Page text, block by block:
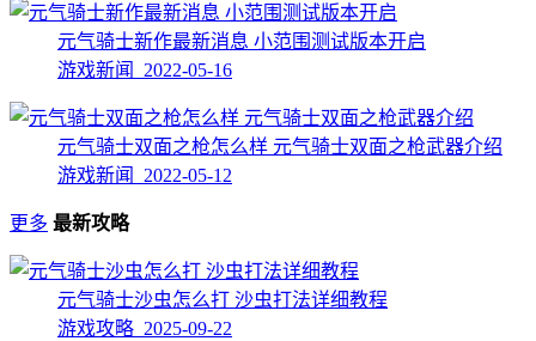
元气骑士新作最新消息 小范围测试版本开启
游戏新闻 2022-05-16
元气骑士双面之枪怎么样 元气骑士双面之枪武器介绍
游戏新闻 2022-05-12
更多 最新攻略
元气骑士沙虫怎么打 沙虫打法详细教程
游戏攻略 2025-09-22